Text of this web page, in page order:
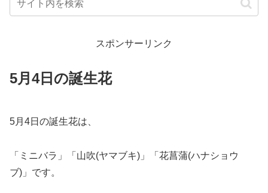
スポンサーリンク
5月4日の誕生花
5月4日の誕生花は、
「ミニバラ」「山吹(ヤマブキ)」「花菖蒲(ハナショウ
ブ)」です。